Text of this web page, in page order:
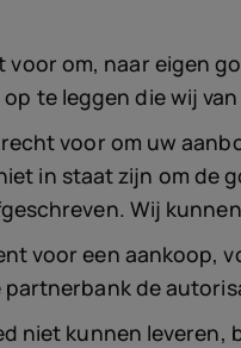
om, naar eigen
te leggen die wij
voor om uw
in staat zijn om
Wij
voor een
de
niet kunnen